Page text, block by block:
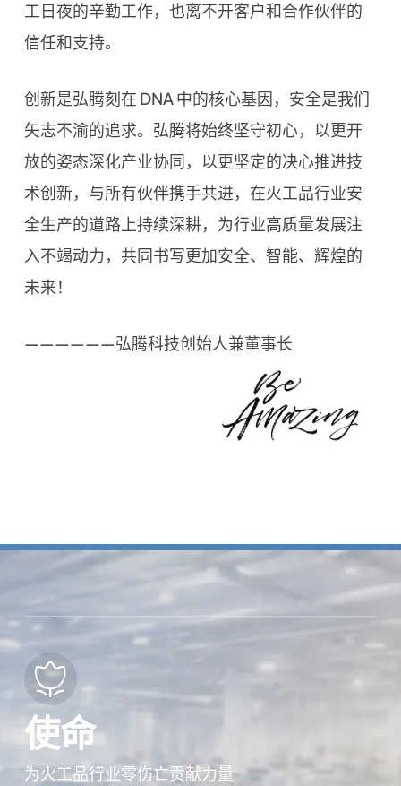
工日夜的辛勤工作，也离不开客户和合作伙伴的
信任和支持。
创新是弘腾刻在 DNA 中的核心基因，安全是我们
矢志不渝的追求。弘腾将始终坚守初心，以更开
放的姿态深化产业协同，以更坚定的决心推进技
术创新，与所有伙伴携手共进，在火工品行业安
全生产的道路上持续深耕，为行业高质量发展注
入不竭动力，共同书写更加安全、智能、辉煌的
未来！
——————弘腾科技创始人兼董事长
使命
为火工品行业零伤亡贡献力量